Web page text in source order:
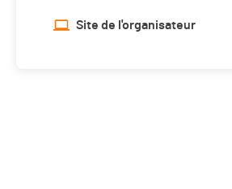
Site de l'organisateur